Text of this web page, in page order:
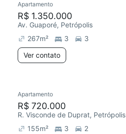
Apartamento
R$ 1.350.000
Av. Guaporé, Petrópolis
267m² 3
3
Ver contato
Apartamento
R$ 720.000
R. Visconde de Duprat, Petrópolis
155m² 3
2